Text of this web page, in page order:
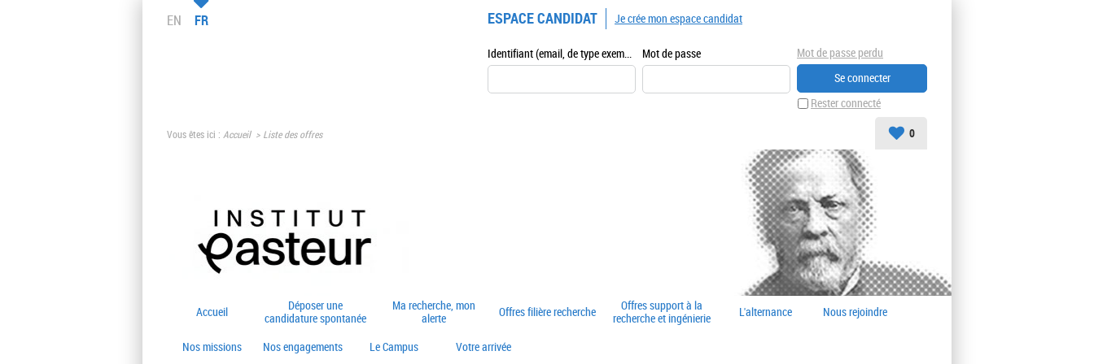
EN FR ESPACE CANDIDAT
Identifiant (email, de type exemple@exemple.fr) Mot de passe
Rester connecté
Mot de passe perdu
Je crée mon espace candidat
Vous êtes ici : Accueil Liste des offres 0
Accueil
Déposer une
candidature spontanée
Ma recherche, mon
alerte
Offres filière recherche
Offres support à la
recherche et ingénierie
L'alternance Nous rejoindre
Nos missions Nos engagements Le Campus Votre arrivée